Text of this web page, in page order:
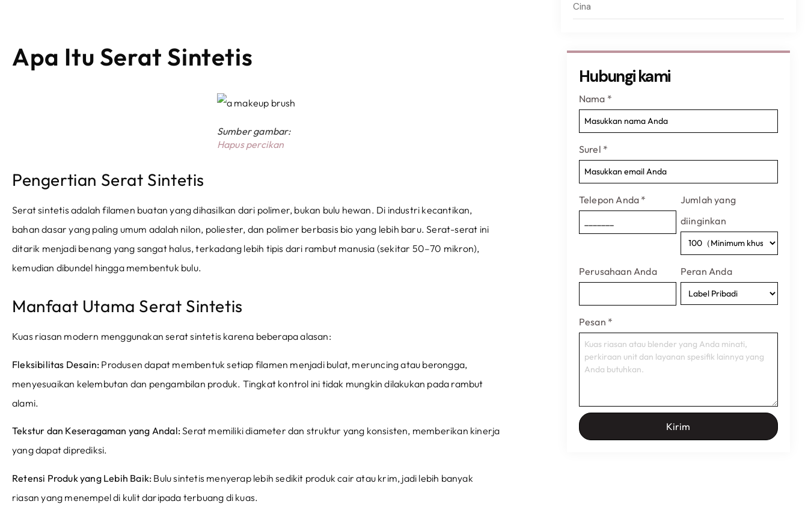
Apa Itu Serat Sintetis
Sumber gambar:
Hapus percikan
Pengertian Serat Sintetis
Serat sintetis adalah filamen buatan yang dihasilkan dari polimer, bukan bulu hewan. Di industri kecantikan,
bahan dasar yang paling umum adalah nilon, poliester, dan polimer berbasis bio yang lebih baru. Serat-serat ini
ditarik menjadi benang yang sangat halus, terkadang lebih tipis dari rambut manusia (sekitar 50–70 mikron),
kemudian dibundel hingga membentuk bulu.
Manfaat Utama Serat Sintetis
Kuas riasan modern menggunakan serat sintetis karena beberapa alasan:
Fleksibilitas Desain: Produsen dapat membentuk setiap filamen menjadi bulat, meruncing atau berongga,
menyesuaikan kelembutan dan pengambilan produk. Tingkat kontrol ini tidak mungkin dilakukan pada rambut
alami.
Tekstur dan Keseragaman yang Andal:Serat memiliki diameter dan struktur yang konsisten, memberikan kinerja
yang dapat diprediksi.
Retensi Produk yang Lebih Baik: Bulu sintetis menyerap lebih sedikit produk cair atau krim, jadi lebih banyak
riasan yang menempel di kulit daripada terbuang di kuas.
Cina
Hubungi kami
Nama *
Surel *
Telepon Anda *
Jumlah yang
diinginkan
Perusahaan Anda Peran Anda
Pesan *
Kirim